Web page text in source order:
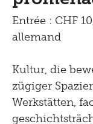
Tinguely100
Marcher
Apprendre
Entendre
Documents de
Shop
Entrée : CHF
allemand
Kultur, die
zügiger
Werkstätten,